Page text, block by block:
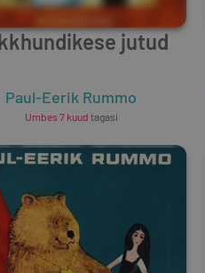
jutud
Paul-Eerik Rummo
Umbes 7 kuud tagasi